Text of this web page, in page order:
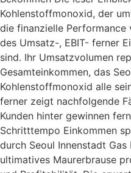
Kohlenstoffmonoxid, der
die finanzielle Performance
des Umsatz-, EBIT- ferner
sind. Ihr Umsatzvolumen
Gesamteinkommen, das
Kohlenstoffmonoxid alle
ferner zeigt nachfolgende
Kunden hinter gewinnen
Schritttempo Einkommen
durch Seoul Innenstadt
ultimatives Maurerbrause